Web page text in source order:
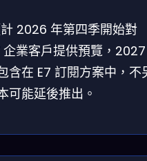
2026 年第四季開始對
業客戶提供預覽，
含在 E7 訂閱方案中，不
可能延後推出。